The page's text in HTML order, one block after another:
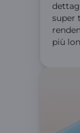
super
più